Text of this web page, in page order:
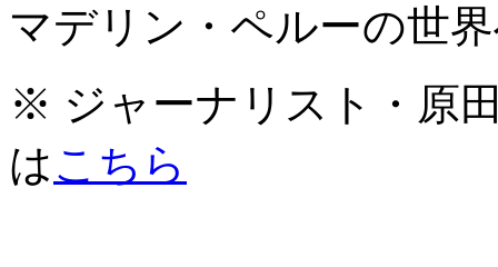
マデリン・ペルーの世
※ ジャーナリスト・原
はこちら